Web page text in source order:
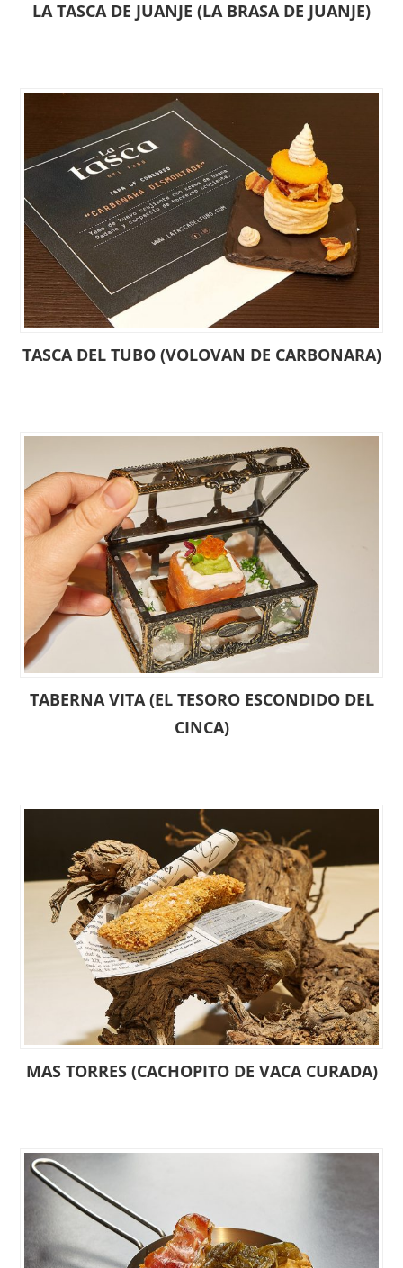
LA TASCA DE JUANJE (LA BRASA DE JUANJE)
TASCA DEL TUBO (VOLOVAN DE CARBONARA)
TABERNA VITA (EL TESORO ESCONDIDO DEL
CINCA)
MAS TORRES (CACHOPITO DE VACA CURADA)